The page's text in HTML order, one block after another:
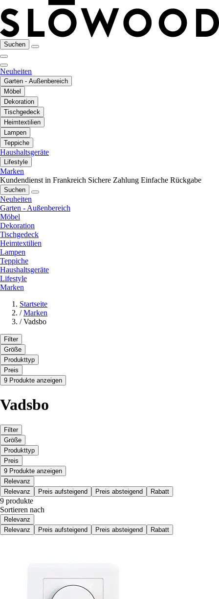
Suchen
Neuheiten
Garten - Außenbereich
Möbel
Dekoration
Tischgedeck
Heimtextilien
Lampen
Teppiche
Haushaltsgeräte
Lifestyle
Marken
Kundendienst in Frankreich Sichere Zahlung Einfache Rückgabe
Suchen
Neuheiten
Garten - Außenbereich
Möbel
Dekoration
Tischgedeck
Heimtextilien
Lampen
Teppiche
Haushaltsgeräte
Lifestyle
Marken
Startseite
/ Marken
/ Vadsbo
Filter
Größe
Produkttyp
Preis
9 Produkte anzeigen
Vadsbo
Filter
Größe
Produkttyp
Preis
9 Produkte anzeigen
Relevanz
Relevanz
Preis aufsteigend Preis absteigend Rabatt
9 produkte
Sortieren nach
Relevanz
Relevanz
Preis aufsteigend Preis absteigend Rabatt